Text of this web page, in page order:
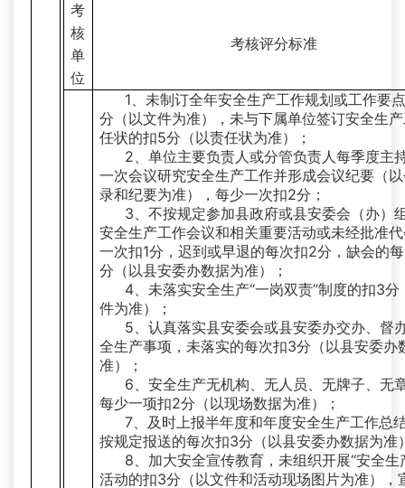
考
核
单
位
考核评分标准
1、未制订全年安全生产工作规划或工作要
分（以文件为准），未与下属单位签订安全生
任状的扣5分（以责任状为准）；
2、单位主要负责人或分管负责人每季度主
一次会议研究安全生产工作并形成会议纪要（
录和纪要为准），每少一次扣2分；
3、不按规定参加县政府或县安委会（办）
安全生产工作会议和相关重要活动或未经批准
一次扣1分，迟到或早退的每次扣2分，缺会的
分（以县安委办数据为准）；
4、未落实安全生产“一岗双责”制度的扣3分
件为准）；
5、认真落实县安委会或县安委办交办、督
全生产事项，未落实的每次扣3分（以县安委办
准）；
6、安全生产无机构、无人员、无牌子、无
每少一项扣2分（以现场数据为准）；
7、及时上报半年度和年度安全生产工作总
按规定报送的每次扣3分（以县安委办数据为准
8、加大安全宣传教育，未组织开展“安全生
活动的扣3分（以文件和活动现场图片为准），